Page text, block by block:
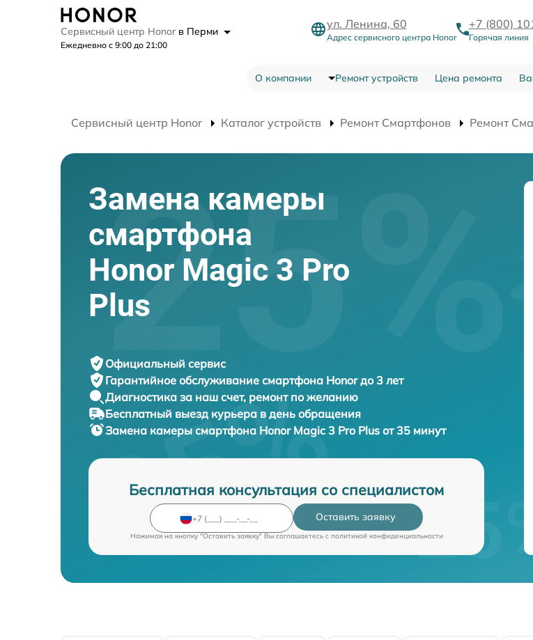
Сервисный центр Honor в Перми
Ежедневно с 9:00 до 21:00
ул. Ленина, 60
Адрес сервисного центра Honor
+7 (800)
Горячая линия
О компании Ремонт устройств Цена ремонта
Сервисный центр Honor Каталог устройств Ремонт Смартфонов Ремонт
Замена камеры
смартфона
Honor Magic 3 Pro
Plus
Официальный сервис
Гарантийное обслуживание смартфона Honor до 3 лет
Диагностика за наш счет, ремонт по желанию
Бесплатный выезд курьера в день обращения
Замена камеры смартфона Honor Magic 3 Pro Plus от 35 минут
Бесплатная консультация со специалистом
Оставить заявку
Нажимая на кнопку "Оставить заявку" Вы соглашаетесь c политикой конфиденциальности